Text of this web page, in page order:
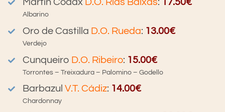
Martín Códax D.O. Rias Baixas: 17.50€
Albarino
Oro de Castilla D.O. Rueda: 13.00€
Verdejo
Cunqueiro D.O. Ribeiro: 15.00€
Torrontes – Treixadura – Palomino – Godello
Barbazul V.T. Cádiz: 14.00€
Chardonnay